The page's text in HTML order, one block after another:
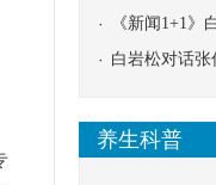
协同
《新闻1+1》
医救治的临床
白岩松对话张
养生科普